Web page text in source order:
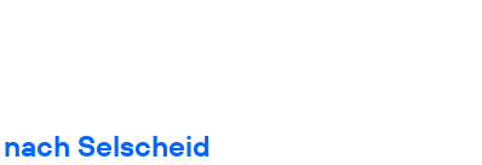
Selscheid